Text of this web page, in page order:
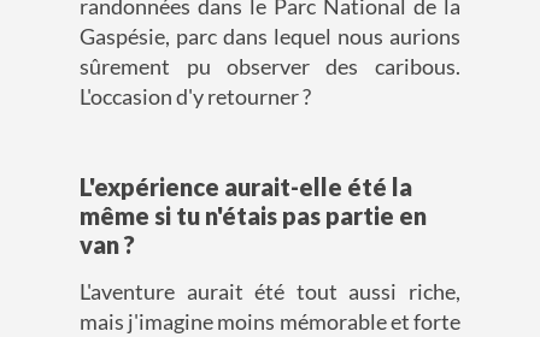
randonnées dans le Parc National de la
Gaspésie, parc dans lequel nous aurions
sûrement pu observer des caribous.
L'occasion d'y retourner ?
L'expérience aurait-elle été la
même si tu n'étais pas partie en
van ?
L'aventure aurait été tout aussi riche,
mais j'imagine moins mémorable et forte